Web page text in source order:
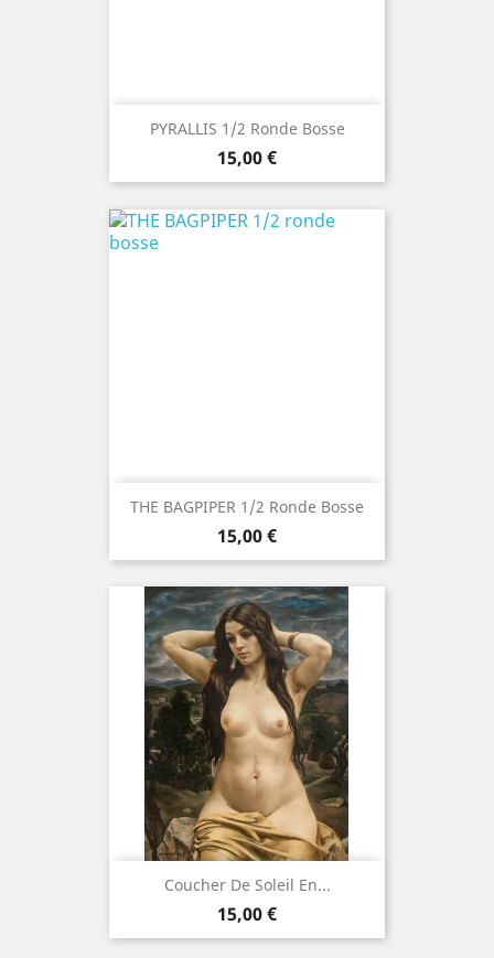
PYRALLIS 1/2 Ronde Bosse
Precio
15,00 €
THE BAGPIPER 1/2 Ronde Bosse
Precio
15,00 €
Coucher De Soleil En...
Precio
15,00 €